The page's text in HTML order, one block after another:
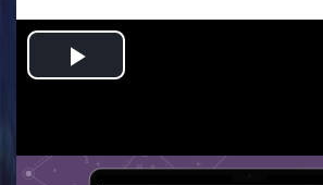
Play